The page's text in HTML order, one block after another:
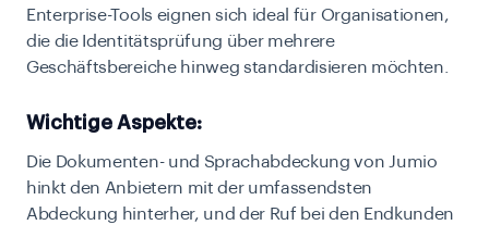
Enterprise-Tools eignen sich ideal für Organisationen,
die die Identitätsprüfung über mehrere
Geschäftsbereiche hinweg standardisieren möchten.
Wichtige Aspekte:
Die Dokumenten- und Sprachabdeckung von Jumio
hinkt den Anbietern mit der umfassendsten
Abdeckung hinterher, und der Ruf bei den Endkunden